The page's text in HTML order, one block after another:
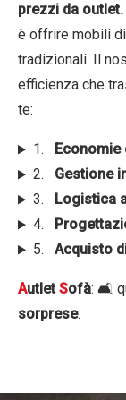
prezzi da
è offrire mobili
tradizionali. Il
efficienza che
te:
1.
Economie
2.
Gestione
3.
Logistica
4.
5.
Acquisto
AutletSofà: 🛋️
sorprese.